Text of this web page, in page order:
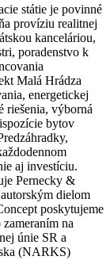
státie je povinné
províziu realitnej
kanceláriou,
poradenstvo k
Malá Hrádza
energetickej
riešenia, výborná
bytov
aj investíciu.
Pernecky &
dielom
poskytujeme
na
únie SR a
(NARKS)